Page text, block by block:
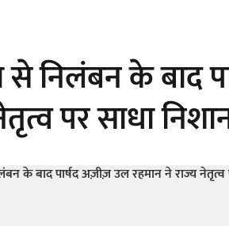
से निलंबन के बाद
पर साधा